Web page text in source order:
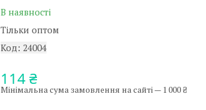
В наявності
Тільки оптом
Код: 24004
114 ₴
Мінімальна сума замовлення на сайті — 1 000 ₴